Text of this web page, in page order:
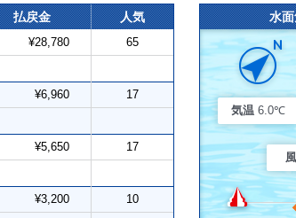
払戻金 人気
¥28,780 65
¥6,960 17
¥5,650 17
¥3,200 10
水
気温 6.0℃